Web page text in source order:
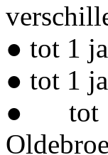
● tot 1
● tot 1
● tot